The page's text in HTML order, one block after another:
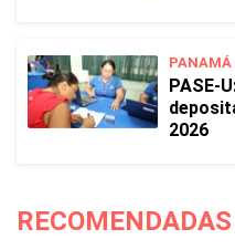
PANAMÁ
PASE-
2026
RECOMENDADAS